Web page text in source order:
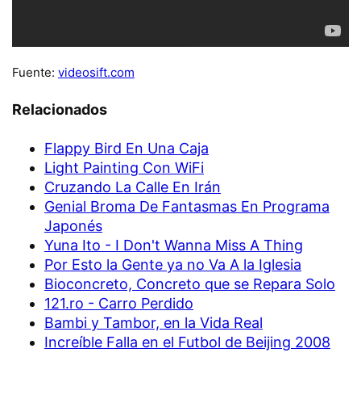
Fuente: videosift.com
Relacionados
Flappy Bird En Una Caja
Light Painting Con WiFi
Cruzando La Calle En Irán
Genial Broma De Fantasmas En Programa
Japonés
Yuna Ito - I Don't Wanna Miss A Thing
Por Esto la Gente ya no Va A la Iglesia
Bioconcreto, Concreto que se Repara Solo
121.ro - Carro Perdido
Bambi y Tambor, en la Vida Real
Increíble Falla en el Futbol de Beijing 2008